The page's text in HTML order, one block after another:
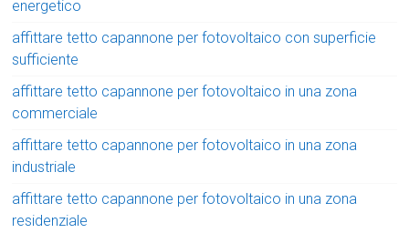
energetico
affittare tetto capannone per fotovoltaico con superficie
sufficiente
affittare tetto capannone per fotovoltaico in una zona
commerciale
affittare tetto capannone per fotovoltaico in una zona
industriale
affittare tetto capannone per fotovoltaico in una zona
residenziale